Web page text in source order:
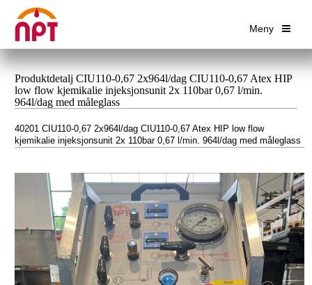
Meny
Produktdetalj CIU110-0,67 2x964l/dag CIU110-0,67 Atex HIP
low flow kjemikalie injeksjonsunit 2x 110bar 0,67 l/min.
964l/dag med måleglass
40201 CIU110-0,67 2x964l/dag CIU110-0,67 Atex HIP low flow
kjemikalie injeksjonsunit 2x 110bar 0,67 l/min. 964l/dag med måleglass